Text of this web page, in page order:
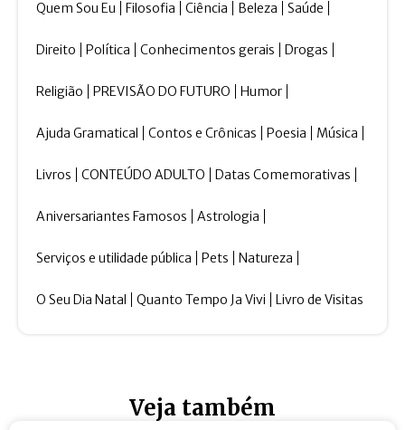
Quem Sou Eu Filosofia Ciência Beleza Saúde
Direito Política Conhecimentos gerais Drogas
Religião PREVISÃO DO FUTURO Humor
Ajuda Gramatical Contos e Crônicas Poesia Música
Livros CONTEÚDO ADULTO Datas Comemorativas
Aniversariantes Famosos Astrologia
Serviços e utilidade pública Pets Natureza
O Seu Dia Natal Quanto Tempo Ja Vivi Livro de Visitas
Veja também